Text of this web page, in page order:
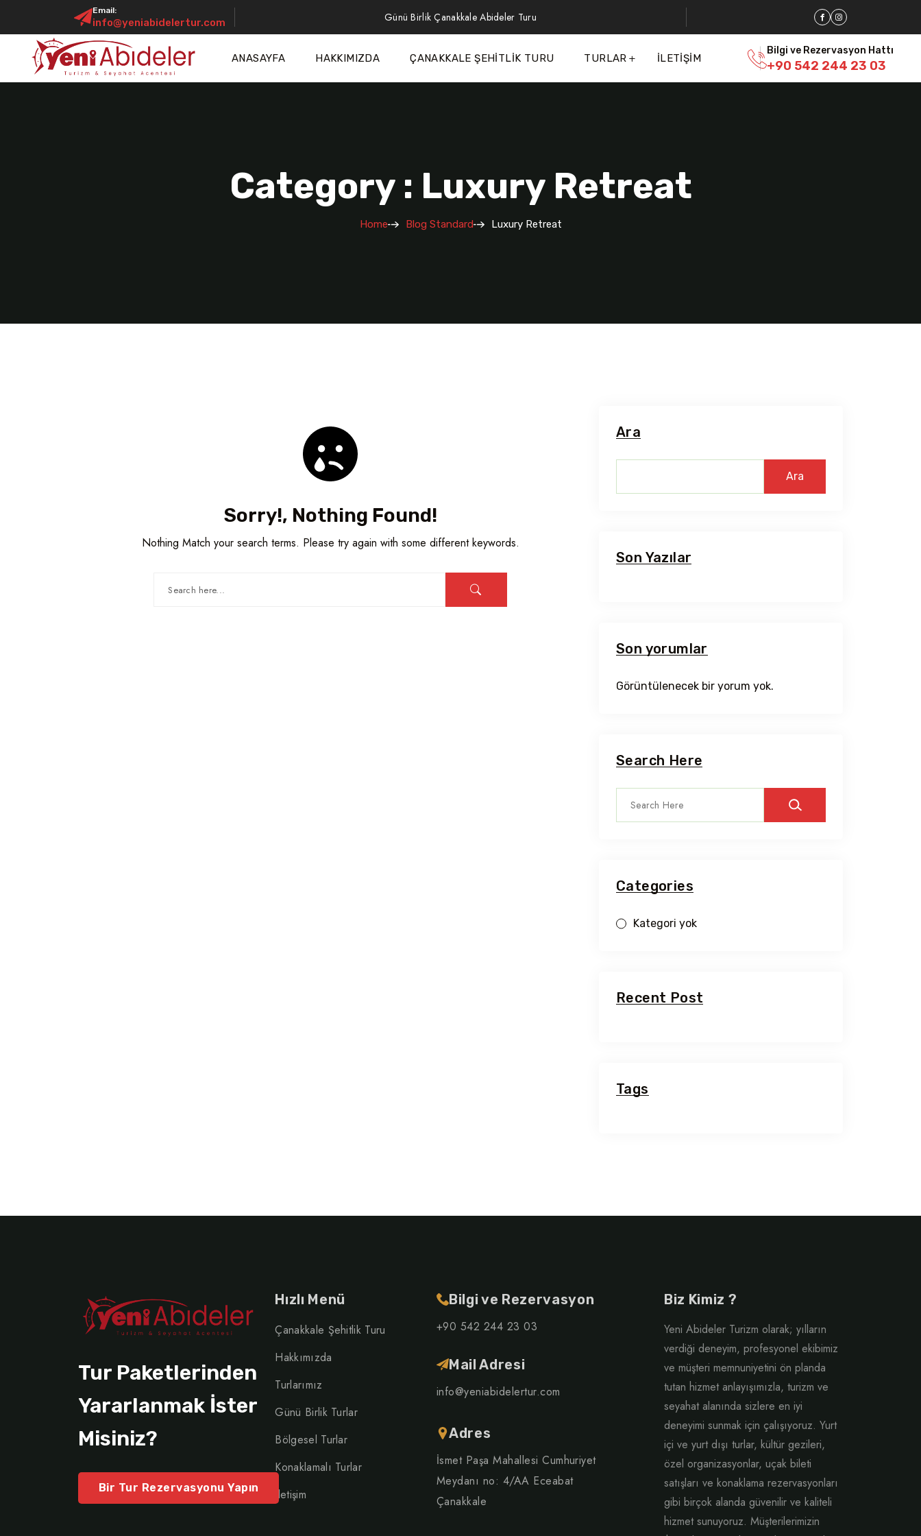
Email:
info@yeniabidelertur.com Günü Birlik Çanakkale Abideler Turu
ANASAYFA HAKKIMIZDA ÇANAKKALE ŞEHITLIK TURU TURLAR İLETIŞIM
Bilgi ve Rezervasyon Hattı
+90 542 244 23 03
Category : Luxury Retreat
Home Blog Standard Luxury Retreat
Sorry!, Nothing Found!
Nothing Match your search terms. Please try again with some different keywords.
Ara
Ara
Son Yazılar
Son yorumlar
Görüntülenecek bir yorum yok.
Search Here
Categories
Kategori yok
Recent Post
Tags
Tur Paketlerinden
Yararlanmak İster
Misiniz?
Bir Tur Rezervasyonu Yapın
Hızlı Menü
Çanakkale Şehitlik Turu
Hakkımızda
Turlarımız
Günü Birlik Turlar
Bölgesel Turlar
Konaklamalı Turlar
İletişim
Bilgi ve Rezervasyon
+90 542 244 23 03
Mail Adresi
info@yeniabidelertur.com
Adres
İsmet Paşa Mahallesi Cumhuriyet
Meydanı no: 4/AA Eceabat
Çanakkale
Biz Kimiz ?
Yeni Abideler Turizm olarak; yılların
verdiği deneyim, profesyonel ekibimiz
ve müşteri memnuniyetini ön planda
tutan hizmet anlayışımızla, turizm ve
seyahat alanında sizlere en iyi
deneyimi sunmak için çalışıyoruz. Yurt
içi ve yurt dışı turlar, kültür gezileri,
özel organizasyonlar, uçak bileti
satışları ve konaklama rezervasyonları
gibi birçok alanda güvenilir ve kaliteli
hizmet sunuyoruz. Müşterilerimizin